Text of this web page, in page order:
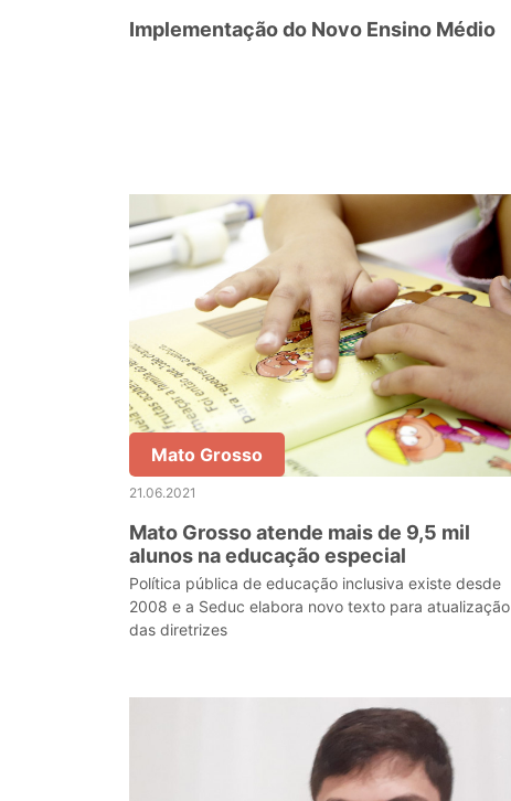
Implementação do Novo Ensino Médio
Mato Grosso
21.06.2021
Mato Grosso atende mais de 9,5 mil
alunos na educação especial
Política pública de educação inclusiva existe desde
2008 e a Seduc elabora novo texto para atualização
das diretrizes